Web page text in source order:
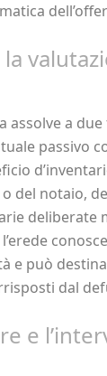
assolve a
passivo
o del notaio,
deliberate
e può
dal
e